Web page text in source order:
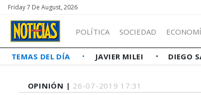
Friday 7 De August, 2026
POLÍTICA SOCIEDAD
TEMAS DEL DÍA JAVIER MILEI DIEGO
OPINIÓN | 26-07-2019 17:31